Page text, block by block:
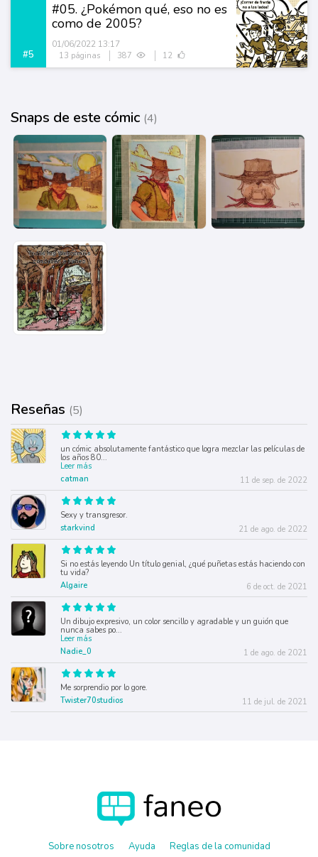
#5
#05. ¿Pokémon qué, eso no es
como de 2005?
01/06/2022 13:17
13 páginas 387 12
Snaps de este cómic (4)
Reseñas (5)
un cómic absolutamente fantástico que logra mezclar las películas de
los años 80...
Leer más
catman
11 de sep. de 2022
Sexy y transgresor.
starkvind
21 de ago. de 2022
Si no estás leyendo Un título genial, ¿qué puñetas estás haciendo con
tu vida?
Algaire
6 de oct. de 2021
Un dibujo expresivo, un color sencillo y agradable y un guión que
nunca sabes po...
Leer más
Nadie_0
1 de ago. de 2021
Me sorprendio por lo gore.
Twister70studios
11 de jul. de 2021
Sobre nosotros Ayuda Reglas de la comunidad